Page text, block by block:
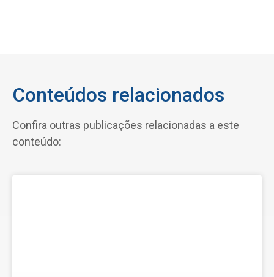
Conteúdos relacionados
Confira outras publicações relacionadas a este
conteúdo: